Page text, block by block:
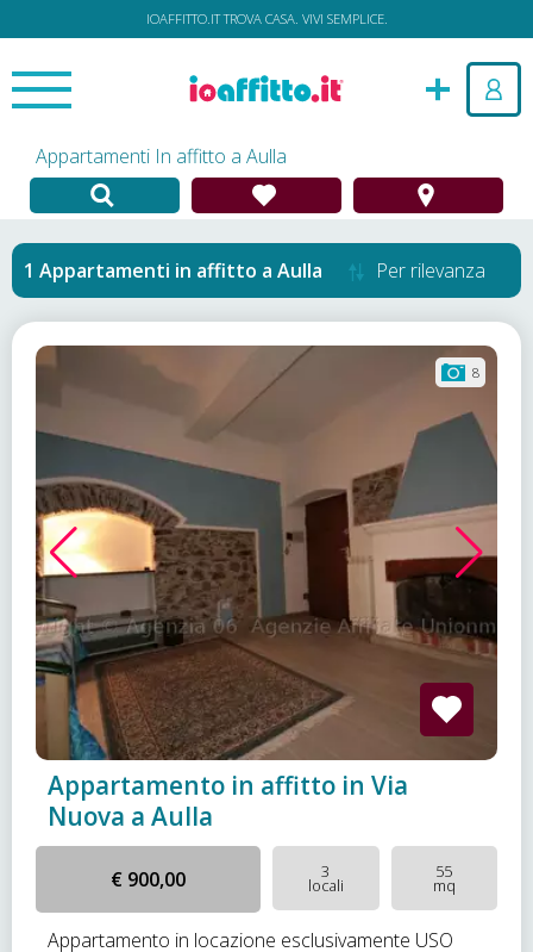
IOAFFITTO.IT TROVA CASA. VIVI SEMPLICE.
Appartamenti In affitto a Aulla
Appartamenti in affitto a Aulla Per rilevanza
8
Appartamento in affitto in Via
Nuova a Aulla
€ 900,00 3
locali
55
mq
Appartamento in locazione esclusivamente USO